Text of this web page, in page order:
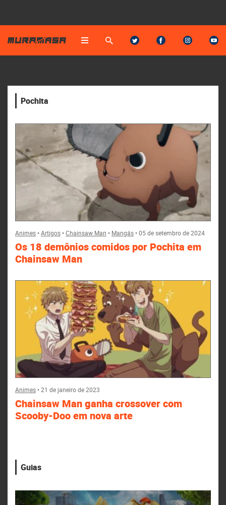
Pochita
Animes•Artigos•Chainsaw Man • Mangás•05 de setembro de 2024
Os 18 demônios comidos por Pochita em
Chainsaw Man
Animes•21 de janeiro de 2023
Chainsaw Man ganha crossover com
Scooby-Doo em nova arte
Guias